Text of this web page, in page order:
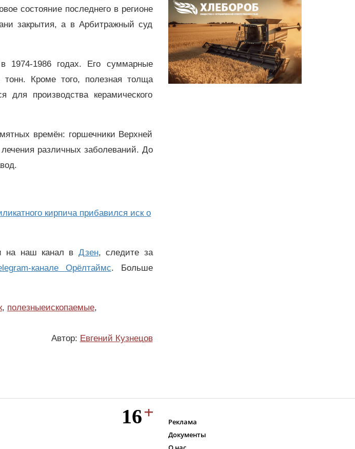
состояние последнего в регионе
закрытия, а в Арбитражный суд
1974-1986 годах. Его суммарные
Кроме того, полезная толща
для производства керамического
времён: горшечники Верхней
различных заболеваний. До
кирпича прибавился иск о
на наш канал в Дзен, следите за
канале Орёлтаймс. Больше
, полезныеископаемые,
Автор: Евгений Кузнецов
Реклама
Документы